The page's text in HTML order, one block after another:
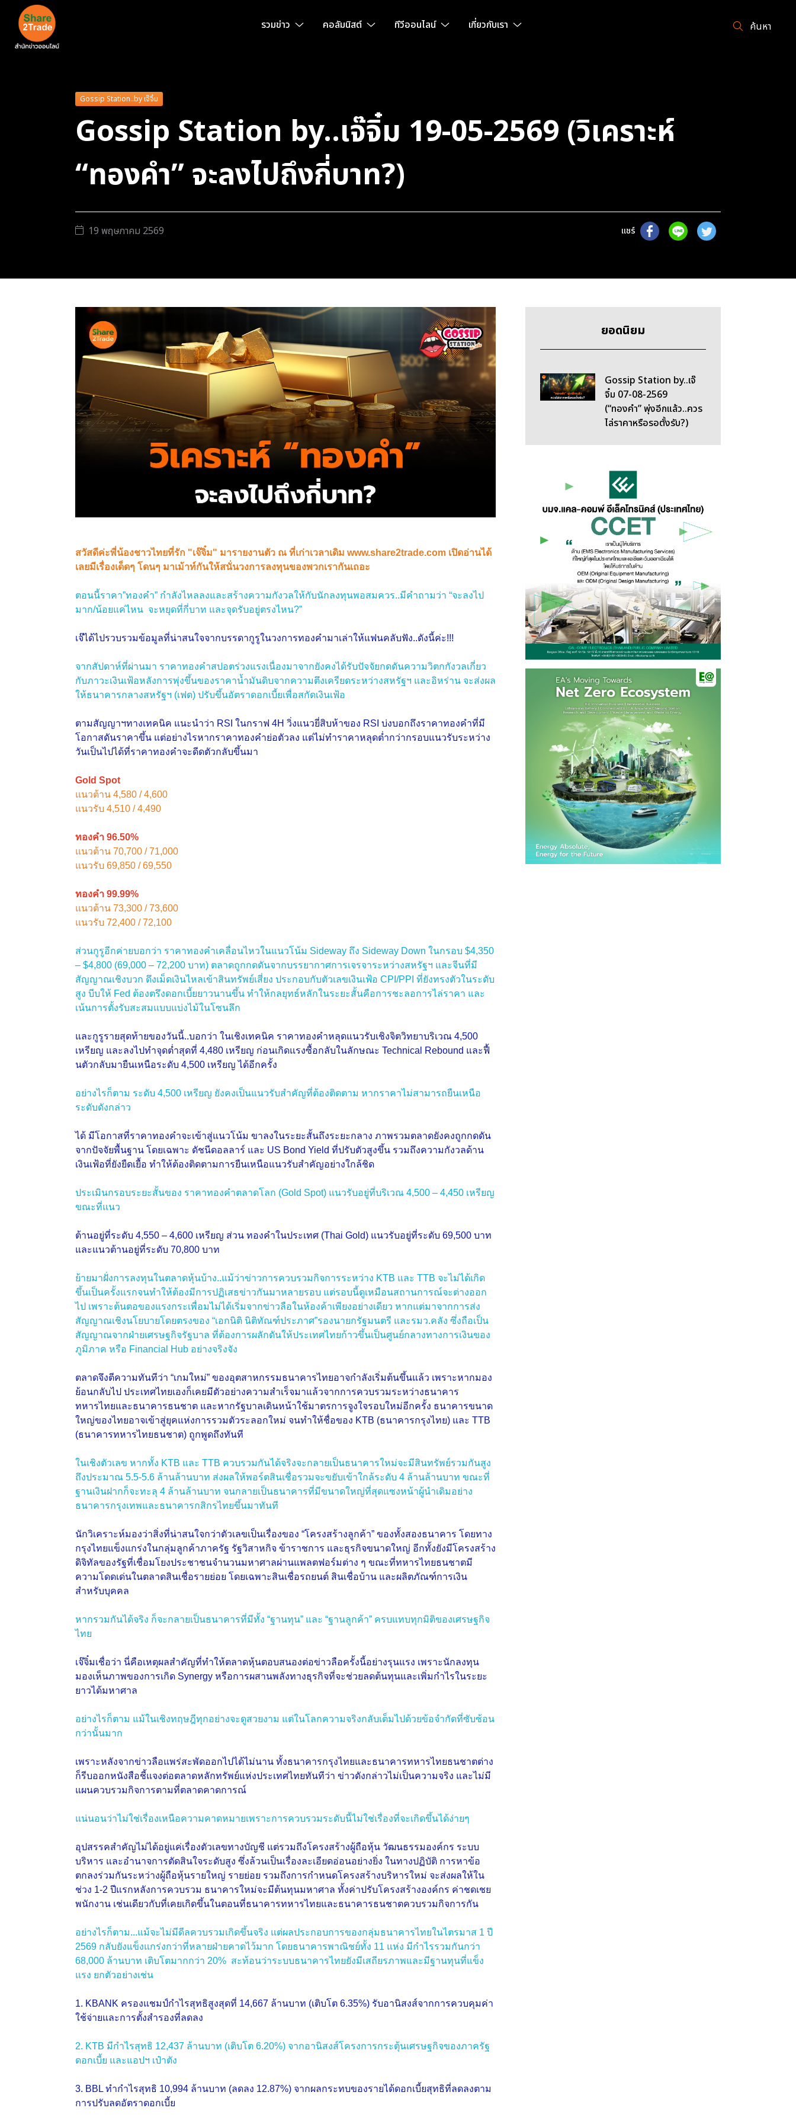
รวมข่าว คอลัมนิสต์ ทีวีออนไลน์ เกี่ยวกับเรา ค้นหา
Gossip Station..by เจ๊จิ๋ม
Gossip Station by..เจ๊จิ๋ม 19-05-2569 (วิเคราะห์
“ทองคำ” จะลงไปถึงกี่บาท?)
19 พฤษภาคม 2569 แชร์
สวัสดีค่ะพี่น้องชาวไทยที่รัก "เจ๊จิ๋ม" มารายงานตัว ณ ที่เก่าเวลาเดิม www.share2trade.com เปิดอ่านได้
เลยมีเรื่องเด็ดๆ โดนๆ มาเม้าท์กันให้สนั่นวงการลงทุนของพวกเรากันเถอะ
ตอนนี้ราคา”ทองคำ” กำลังไหลลงและสร้างความกังวลให้กับนักลงทุนพอสมควร..มีคำถามว่า “จะลงไป
มาก/น้อยแค่ไหน จะหยุดที่กี่บาท และจุดรับอยู่ตรงไหน?”
เจ๊ได้ไปรวบรวมข้อมูลที่น่าสนใจจากบรรดากูรูในวงการทองคำมาเล่าให้แฟนคลับฟัง..ดังนี้ค่ะ!!!
จากสัปดาห์ที่ผ่านมา ราคาทองคําสปอตร่วงแรงเนื่องมาจากยังคงได้รับปัจจัยกดดันความวิตกกังวลเกี่ยว
กับภาวะเงินเฟ้อหลังการพุ่งขึ้นของราคาน้ำมันดิบจากความตึงเครียดระหว่างสหรัฐฯ และอิหร่าน จะส่งผล
ให้ธนาคารกลางสหรัฐฯ (เฟด) ปรับขึ้นอัตราดอกเบี้ยเพื่อสกัดเงินเฟ้อ
ตามสัญญาฯทางเทคนิค แนะนำว่า RSI ในกราฟ 4H วิ่งแนวยี่สิบห้าของ RSI บ่งบอกถึงราคาทองคำที่มี
โอกาสดันราคาขึ้น แต่อย่างไรหากราคาทองคำย่อตัวลง แต่ไม่ทำราคาหลุดต่ำกว่ากรอบแนวรับระหว่าง
วันเป็นไปได้ที่ราคาทองคำจะดีดตัวกลับขึ้นมา
Gold Spot
แนวต้าน 4,580 / 4,600
แนวรับ 4,510 / 4,490
ทองคำ 96.50%
แนวต้าน 70,700 / 71,000
แนวรับ 69,850 / 69,550
ทองคำ 99.99%
แนวต้าน 73,300 / 73,600
แนวรับ 72,400 / 72,100
ส่วนกูรูอีกค่ายบอกว่า ราคาทองคำเคลื่อนไหวในแนวโน้ม Sideway ถึง Sideway Down ในกรอบ $4,350
– $4,800 (69,000 – 72,200 บาท) ตลาดถูกกดดันจากบรรยากาศการเจรจาระหว่างสหรัฐฯ และจีนที่มี
สัญญาณเชิงบวก ดึงเม็ดเงินไหลเข้าสินทรัพย์เสี่ยง ประกอบกับตัวเลขเงินเฟ้อ CPI/PPI ที่ยังทรงตัวในระดับ
สูง บีบให้ Fed ต้องตรึงดอกเบี้ยยาวนานขึ้น ทำให้กลยุทธ์หลักในระยะสั้นคือการชะลอการไล่ราคา และ
เน้นการตั้งรับสะสมแบบแบ่งไม้ในโซนลึก
และกูรูรายสุดท้ายของวันนี้..บอกว่า ในเชิงเทคนิค ราคาทองคําหลุดแนวรับเชิงจิตวิทยาบริเวณ 4,500
เหรียญ และลงไปทําจุดตํ่าสุดที่ 4,480 เหรียญ ก่อนเกิดแรงซื้อกลับในลักษณะ Technical Rebound และฟื้
นตัวกลับมายืนเหนือระดับ 4,500 เหรียญ ได้อีกครั้ง
อย่างไรก็ตาม ระดับ 4,500 เหรียญ ยังคงเป็นแนวรับสําคัญที่ต้องติดตาม หากราคาไม่สามารถยืนเหนือ
ระดับดังกล่าว
ได้ มีโอกาสที่ราคาทองคําจะเข้าสู่แนวโน้ม ขาลงในระยะสั้นถึงระยะกลาง ภาพรวมตลาดยังคงถูกกดดัน
จากปัจจัยพื้นฐาน โดยเฉพาะ ดัชนีดอลลาร์ และ US Bond Yield ที่ปรับตัวสูงขึ้น รวมถึงความกังวลด้าน
เงินเฟ้อที่ยังยืดเยื้อ ทําให้ต้องติดตามการยืนเหนือแนวรับสําคัญอย่างใกล้ชิด
ประเมินกรอบระยะสั้นของ ราคาทองคําตลาดโลก (Gold Spot) แนวรับอยู่ที่บริเวณ 4,500 – 4,450 เหรียญ
ขณะที่แนว
ต้านอยู่ที่ระดับ 4,550 – 4,600 เหรียญ ส่วน ทองคําในประเทศ (Thai Gold) แนวรับอยู่ที่ระดับ 69,500 บาท
และแนวต้านอยู่ที่ระดับ 70,800 บาท
ย้ายมาฝั่งการลงทุนในตลาดหุ้นบ้าง..แม้ว่าข่าวการควบรวมกิจการระหว่าง KTB และ TTB จะไม่ได้เกิด
ขึ้นเป็นครั้งแรกจนทำให้ต้องมีการปฏิเสธข่าวกันมาหลายรอบ แต่รอบนี้ดูเหมือนสถานการณ์จะต่างออก
ไป เพราะต้นตอของแรงกระเพื่อมไม่ได้เริ่มจากข่าวลือในห้องค้าเพียงอย่างเดียว หากแต่มาจากการส่ง
สัญญาณเชิงนโยบายโดยตรงของ “เอกนิติ นิติทัณฑ์ประภาศ”รองนายกรัฐมนตรี และรมว.คลัง ซึ่งถือเป็น
สัญญาณจากฝ่ายเศรษฐกิจรัฐบาล ที่ต้องการผลักดันให้ประเทศไทยก้าวขึ้นเป็นศูนย์กลางทางการเงินของ
ภูมิภาค หรือ Financial Hub อย่างจริงจัง
ตลาดจึงตีความทันทีว่า “เกมใหม่” ของอุตสาหกรรมธนาคารไทยอาจกำลังเริ่มต้นขึ้นแล้ว เพราะหากมอง
ย้อนกลับไป ประเทศไทยเองก็เคยมีตัวอย่างความสำเร็จมาแล้วจากการควบรวมระหว่างธนาคาร
ทหารไทยและธนาคารธนชาต และหากรัฐบาลเดินหน้าใช้มาตรการจูงใจรอบใหม่อีกครั้ง ธนาคารขนาด
ใหญ่ของไทยอาจเข้าสู่ยุคแห่งการรวมตัวระลอกใหม่ จนทำให้ชื่อของ KTB (ธนาคารกรุงไทย) และ TTB
(ธนาคารทหารไทยธนชาต) ถูกพูดถึงทันที
ในเชิงตัวเลข หากทั้ง KTB และ TTB ควบรวมกันได้จริงจะกลายเป็นธนาคารใหม่จะมีสินทรัพย์รวมกันสูง
ถึงประมาณ 5.5-5.6 ล้านล้านบาท ส่งผลให้พอร์ตสินเชื่อรวมจะขยับเข้าใกล้ระดับ 4 ล้านล้านบาท ขณะที่
ฐานเงินฝากก็จะทะลุ 4 ล้านล้านบาท จนกลายเป็นธนาคารที่มีขนาดใหญ่ที่สุดแซงหน้าผู้นำเดิมอย่าง
ธนาคารกรุงเทพและธนาคารกสิกรไทยขึ้นมาทันที
นักวิเคราะห์มองว่าสิ่งที่น่าสนใจกว่าตัวเลขเป็นเรื่องของ “โครงสร้างลูกค้า” ของทั้งสองธนาคาร โดยทาง
กรุงไทยแข็งแกร่งในกลุ่มลูกค้าภาครัฐ รัฐวิสาหกิจ ข้าราชการ และธุรกิจขนาดใหญ่ อีกทั้งยังมีโครงสร้าง
ดิจิทัลของรัฐที่เชื่อมโยงประชาชนจำนวนมหาศาลผ่านแพลตฟอร์มต่าง ๆ ขณะที่ทหารไทยธนชาตมี
ความโดดเด่นในตลาดสินเชื่อรายย่อย โดยเฉพาะสินเชื่อรถยนต์ สินเชื่อบ้าน และผลิตภัณฑ์การเงิน
สำหรับบุคคล
หากรวมกันได้จริง ก็จะกลายเป็นธนาคารที่มีทั้ง “ฐานทุน” และ “ฐานลูกค้า” ครบแทบทุกมิติของเศรษฐกิจ
ไทย
เจ๊จิ๋มเชื่อว่า นี่คือเหตุผลสำคัญที่ทำให้ตลาดหุ้นตอบสนองต่อข่าวลือครั้งนี้อย่างรุนแรง เพราะนักลงทุน
มองเห็นภาพของการเกิด Synergy หรือการผสานพลังทางธุรกิจที่จะช่วยลดต้นทุนและเพิ่มกำไรในระยะ
ยาวได้มหาศาล
อย่างไรก็ตาม แม้ในเชิงทฤษฎีทุกอย่างจะดูสวยงาม แต่ในโลกความจริงกลับเต็มไปด้วยข้อจำกัดที่ซับซ้อน
กว่านั้นมาก
เพราะหลังจากข่าวลือแพร่สะพัดออกไปได้ไม่นาน ทั้งธนาคารกรุงไทยและธนาคารทหารไทยธนชาตต่าง
ก็รีบออกหนังสือชี้แจงต่อตลาดหลักทรัพย์แห่งประเทศไทยทันทีว่า ข่าวดังกล่าวไม่เป็นความจริง และไม่มี
แผนควบรวมกิจการตามที่ตลาดคาดการณ์
แน่นอนว่าไม่ใช่เรื่องเหนือความคาดหมายเพราะการควบรวมระดับนี้ไม่ใช่เรื่องที่จะเกิดขึ้นได้ง่ายๆ
อุปสรรคสำคัญไม่ได้อยู่แค่เรื่องตัวเลขทางบัญชี แต่รวมถึงโครงสร้างผู้ถือหุ้น วัฒนธรรมองค์กร ระบบ
บริหาร และอำนาจการตัดสินใจระดับสูง ซึ่งล้วนเป็นเรื่องละเอียดอ่อนอย่างยิ่ง ในทางปฏิบัติ การหาข้อ
ตกลงร่วมกันระหว่างผู้ถือหุ้นรายใหญ่ รายย่อย รวมถึงการกำหนดโครงสร้างบริหารใหม่ จะส่งผลให้ใน
ช่วง 1-2 ปีแรกหลังการควบรวม ธนาคารใหม่จะมีต้นทุนมหาศาล ทั้งค่าปรับโครงสร้างองค์กร ค่าชดเชย
พนักงาน เช่นเดียวกับที่เคยเกิดขึ้นในตอนที่ธนาคารทหารไทยและธนาคารธนชาตควบรวมกิจการกัน
อย่างไรก็ตาม...แม้จะไม่มีดีลควบรวมเกิดขึ้นจริง แต่ผลประกอบการของกลุ่มธนาคารไทยในไตรมาส 1 ปี
2569 กลับยังแข็งแกร่งกว่าที่หลายฝ่ายคาดไว้มาก โดยธนาคารพาณิชย์ทั้ง 11 แห่ง มีกำไรรวมกันกว่า
68,000 ล้านบาท เติบโตมากกว่า 20% สะท้อนว่าระบบธนาคารไทยยังมีเสถียรภาพและมีฐานทุนที่แข็ง
แรง ยกตัวอย่างเช่น
1. KBANK ครองแชมป์กำไรสุทธิสูงสุดที่ 14,667 ล้านบาท (เติบโต 6.35%) รับอานิสงส์จากการควบคุมค่า
ใช้จ่ายและการตั้งสำรองที่ลดลง
2. KTB มีกำไรสุทธิ 12,437 ล้านบาท (เติบโต 6.20%) จากอานิสงส์โครงการกระตุ้นเศรษฐกิจของภาครัฐ
ดอกเบี้ย และแอปฯ เป๋าตัง
3. BBL ทำกำไรสุทธิ 10,994 ล้านบาท (ลดลง 12.87%) จากผลกระทบของรายได้ดอกเบี้ยสุทธิที่ลดลงตาม
การปรับลดอัตราดอกเบี้ย
ยอดนิยม
Gossip Station by..เจ๊
จิ๋ม 07-08-2569
(“ทองคำ” พุ่งอีกแล้ว..ควร
ไล่ราคาหรือรอตั้งรับ?)